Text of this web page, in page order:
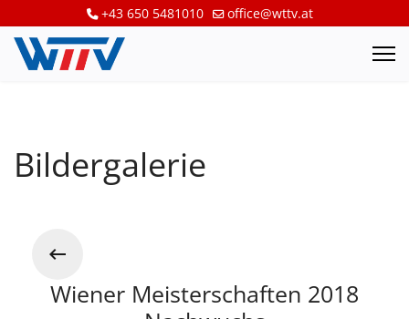
+43 650 5481010 office@wttv.at
Bildergalerie
Wiener Meisterschaften 2018